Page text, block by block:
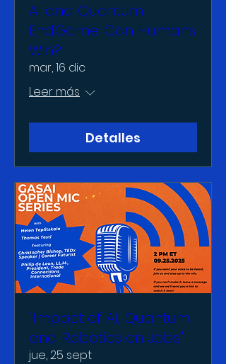
AI and Quantum
EndGame: Can Humans
Win?
mar, 16 dic
Leer más
Detalles
"Impact of AI, Quantum
and Robotics on Jobs"
jue, 25 sept